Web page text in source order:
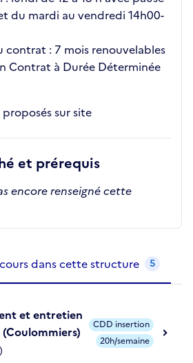
du mardi au vendredi 14h00-
contrat : 7 mois renouvelables
Contrat à Durée Déterminée
sur site
et prérequis
encore renseigné cette
dans cette structure 5
et entretien
CDD insertion
20h/semaine